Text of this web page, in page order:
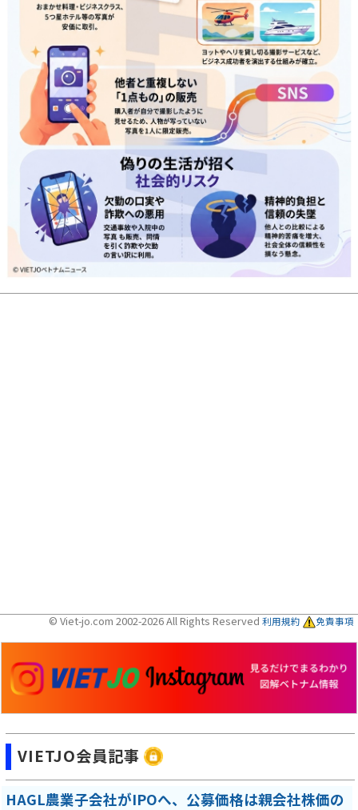
© Viet-jo.com 2002-2026 All Rights Reserved 利用規約 免責事項
VIETJO会員記事
HAGL農業子会社がIPOへ、公募価格は親会社株価の